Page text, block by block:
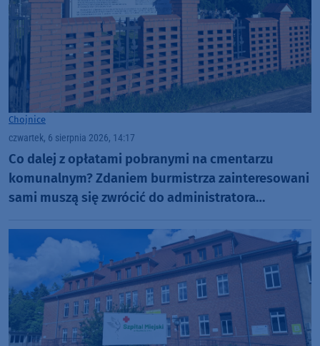
Chojnice
czwartek, 6 sierpnia 2026, 14:17
Co dalej z opłatami pobranymi na cmentarzu
komunalnym? Zdaniem burmistrza zainteresowani
sami muszą się zwrócić do administratora